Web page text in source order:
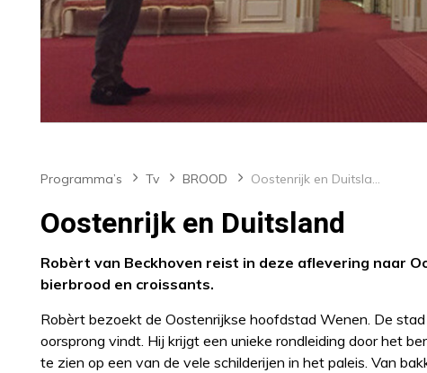
Programma’s Tv BROOD Oostenrijk en Duitsland
Oostenrijk en Duitsland
Robèrt van Beckhoven reist in deze aflevering naar
bierbrood en croissants.
Robèrt bezoekt de Oostenrijkse hoofdstad Wenen. De
oorsprong vindt. Hij krijgt een unieke rondleiding door het
te zien op een van de vele schilderijen in het paleis. Van